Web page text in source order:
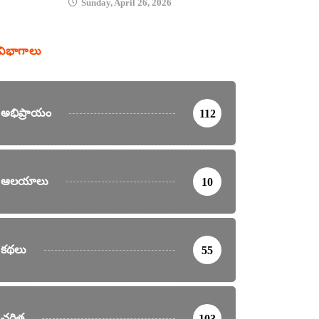
Sunday, April 26, 2026
అభిప్రాయం 112
ఆలయాలు 10
కథలు 55